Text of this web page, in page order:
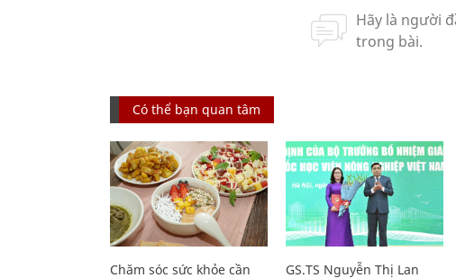
Có thể bạn quan tâm
Chăm sóc sức khỏe cần
GS.TS Nguyễn Thị Lan